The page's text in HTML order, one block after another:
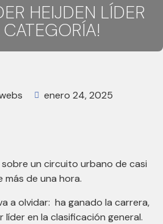
HEIJDEN LÍDER
enero 24, 2025
un circuito urbano de casi
de una hora.
a olvidar: ha ganado la carrera,
líder en la clasificación general.